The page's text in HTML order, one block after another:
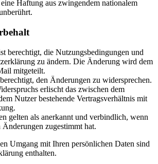
Haftung aus zwingendem nationalem
berechtigt, die Nutzungsbedingungen und
zu ändern. Die Änderung wird dem
mitgeteilt.
den Änderungen zu widersprechen.
erlischt das zwischen dem
Nutzer bestehende Vertragsverhältnis mit
gelten als anerkannt und verbindlich, wenn
zugestimmt hat.
Umgang mit Ihren persönlichen Daten sind
enthalten.